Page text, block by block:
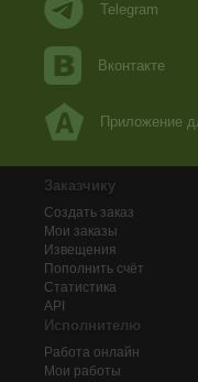
Telegram
Вконтакте
Приложение
Заказчику
Создать заказ
Мои заказы
Извещения
Пополнить счёт
Статистика
API
Исполнителю
Работа онлайн
Мои работы